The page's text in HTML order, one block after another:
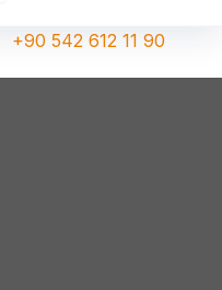
+90 542 612 11 90